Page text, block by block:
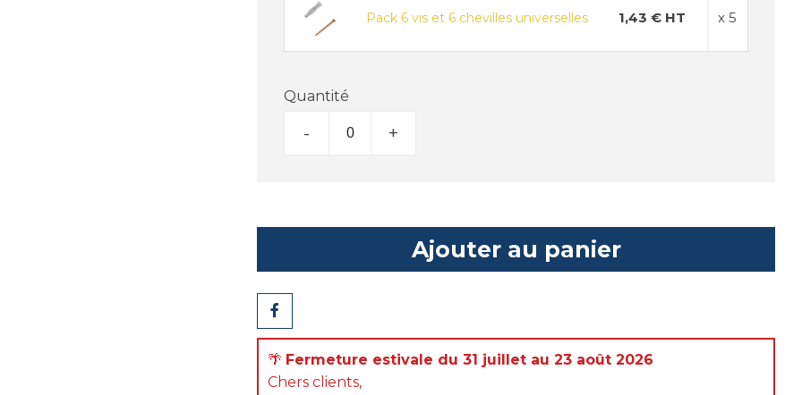
Pack 6 vis et 6 chevilles universelles 1,43 € HT x 5
Quantité
- +
Ajouter au panier
Partager
🌴 Fermeture estivale du 31 juillet au 23 août 2026
Chers clients,